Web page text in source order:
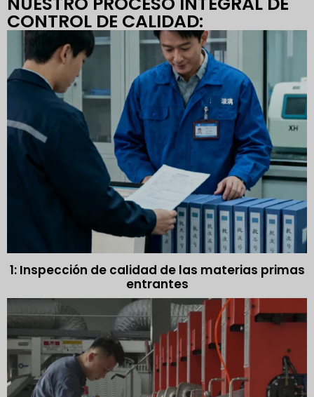
CONTROL DE CALIDAD:
1: Inspección de calidad de las materias primas
entrantes